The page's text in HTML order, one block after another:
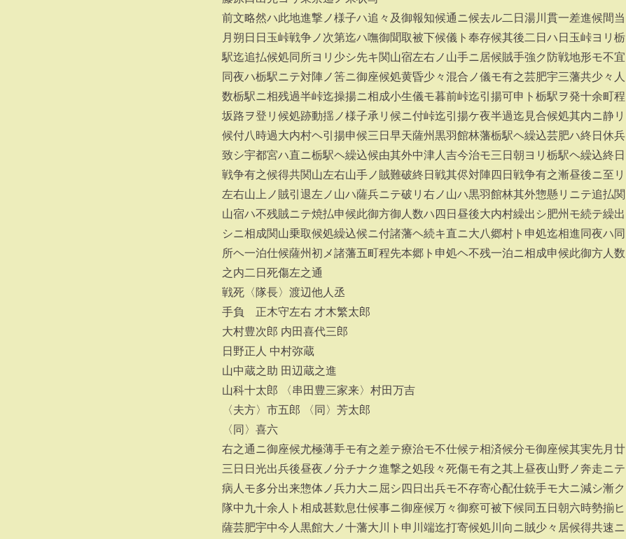
前文略然ハ此地進撃ノ様子ハ追々及御報知候通ニ候去ル二日湯川貫一差進候間当
月朔日日玉峠戦争ノ次第迄ハ嘸御聞取被下候儀ト奉存候其後二日ハ日玉峠ヨリ栃
駅迄追払候処同所ヨリ少シ先キ関山宿左右ノ山手ニ居候賊手強ク防戦地形モ不宜
同夜ハ栃駅ニテ対陣ノ筈ニ御座候処黄昏少々混合ノ儀モ有之芸肥宇三藩共少々人
数栃駅ニ相残過半峠迄操揚ニ相成小生儀モ暮前峠迄引揚可申ト栃駅ヲ発十余町程
坂路ヲ登リ候処跡動揺ノ様子承リ候ニ付峠迄引揚ケ夜半過迄見合候処其内ニ静リ
候付八時過大内村ヘ引揚申候三日早天薩州黒羽館林藩栃駅ヘ繰込芸肥ハ終日休兵
致シ宇都宮ハ直ニ栃駅ヘ繰込候由其外中津人吉今治モ三日朝ヨリ栃駅ヘ繰込終日
戦争有之候得共関山左右山手ノ賊難破終日戦其侭対陣四日戦争有之漸昼後ニ至リ
左右山上ノ賊引退左ノ山ハ薩兵ニテ破リ右ノ山ハ黒羽館林其外惣懸リニテ追払関
山宿ハ不残賊ニテ焼払申候此御方御人数ハ四日昼後大内村繰出シ肥州モ続テ繰出
シニ相成関山乗取候処繰込候ニ付諸藩ヘ続キ直ニ大八郷村ト申処迄相進同夜ハ同
所ヘ一泊仕候薩州初メ諸藩五町程先本郷ト申処ヘ不残一泊ニ相成申候此御方人数
之内二日死傷左之通
戦死〈隊長〉渡辺他人丞
手負 正木守左右 才木繁太郎
大村豊次郎 内田喜代三郎
日野正人 中村弥蔵
山中蔵之助 田辺蔵之進
山科十太郎 〈串田豊三家来〉村田万吉
〈夫方〉市五郎 〈同〉芳太郎
〈同〉喜六
右之通ニ御座候尤極薄手モ有之差テ療治モ不仕候テ相済候分モ御座候其実先月廿
三日日光出兵後昼夜ノ分チナク進撃之処段々死傷モ有之其上昼夜山野ノ奔走ニテ
病人モ多分出来惣体ノ兵力大ニ屈シ四日出兵モ不存寄心配仕銃手モ大ニ減シ漸ク
隊中九十余人ト相成甚歎息仕候事ニ御座候万々御察可被下候同五日朝六時勢揃ヒ
薩芸肥宇中今人黒館大ノ十藩大川ト申川端迄打寄候処川向ニ賊少々居候得共速ニ